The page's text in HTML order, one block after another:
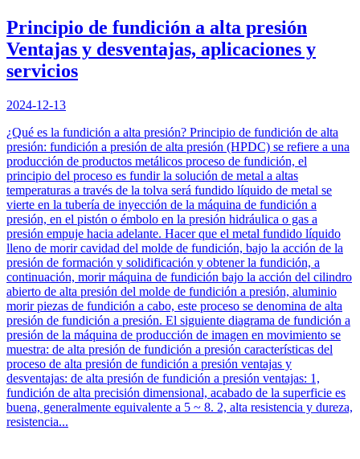
Principio de fundición a alta presión
Ventajas y desventajas, aplicaciones y
servicios
2024-12-13
¿Qué es la fundición a alta presión? Principio de fundición de alta
presión: fundición a presión de alta presión (HPDC) se refiere a una
producción de productos metálicos proceso de fundición, el
principio del proceso es fundir la solución de metal a altas
temperaturas a través de la tolva será fundido líquido de metal se
vierte en la tubería de inyección de la máquina de fundición a
presión, en el pistón o émbolo en la presión hidráulica o gas a
presión empuje hacia adelante. Hacer que el metal fundido líquido
lleno de morir cavidad del molde de fundición, bajo la acción de la
presión de formación y solidificación y obtener la fundición, a
continuación, morir máquina de fundición bajo la acción del cilindro
abierto de alta presión del molde de fundición a presión, aluminio
morir piezas de fundición a cabo, este proceso se denomina de alta
presión de fundición a presión. El siguiente diagrama de fundición a
presión de la máquina de producción de imagen en movimiento se
muestra: de alta presión de fundición a presión características del
proceso de alta presión de fundición a presión ventajas y
desventajas: de alta presión de fundición a presión ventajas: 1,
fundición de alta precisión dimensional, acabado de la superficie es
buena, generalmente equivalente a 5 ~ 8. 2, alta resistencia y dureza,
resistencia...